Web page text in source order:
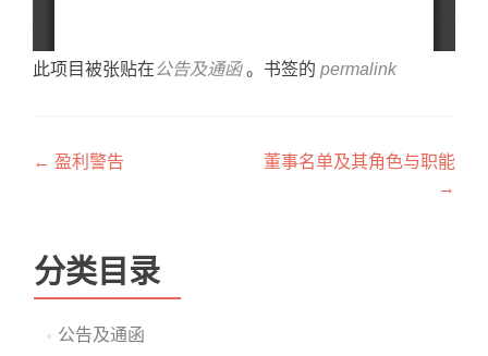
此项目被张贴在 公告及通函。书签的 permalink
文章导航
← 盈利警告
董事名单及其角色与职能
→
分类目录
公告及通函